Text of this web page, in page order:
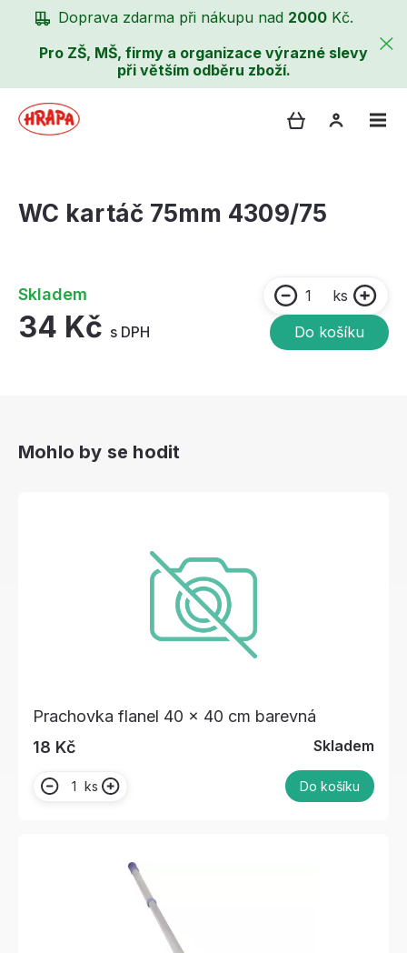
Doprava zdarma při nákupu nad 2000 Kč.
Pro ZŠ, MŠ, firmy a organizace výrazné slevy
při větším odběru zboží.
WC kartáč 75mm 4309/75
Skladem
34 Kč s DPH
ks
Do košíku
Mohlo by se hodit
Prachovka flanel 40 x 40 cm barevná
18 Kč
Skladem
ks Do košíku